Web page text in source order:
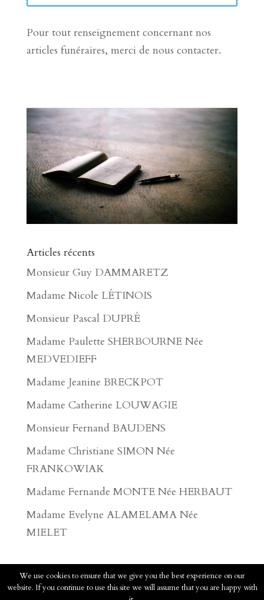
Pour tout renseignement concernant nos
articles funéraires, merci de nous contacter.
Articles récents
Monsieur Guy DAMMARETZ
Madame Nicole LÉTINOIS
Monsieur Pascal DUPRÉ
Madame Paulette SHERBOURNE Née
MEDVEDIEFF
Madame Jeanine BRECKPOT
Madame Catherine LOUWAGIE
Monsieur Fernand BAUDENS
Madame Christiane SIMON Née
FRANKOWIAK
Madame Fernande MONTE Née HERBAUT
Madame Evelyne ALAMELAMA Née
MIELET
2020 - Pompes Funèbres Faucomprez - Tous
We use cookies to ensure that we give you the best experience on our
website. If you continue to use this site we will assume that you are happy with